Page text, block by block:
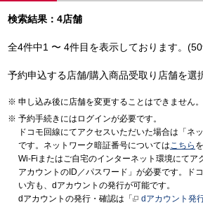
検索結果：4店舗
全4件中1 〜 4件目を表示しております。
予約申込する店舗/購入商品受取り店舗を選
申し込み後に店舗を変更することはできません。
予約手続きにはログインが必要です。
ドコモ回線にてアクセスいただいた場合は「ネ
です。ネットワーク暗証番号についてはこちら
Wi-Fiまたはご自宅のインターネット環境にてア
アカウントのID／パスワード」が必要です。ド
い方も、dアカウントの発行が可能です。
dアカウントの発行・確認は「
dアカウント発